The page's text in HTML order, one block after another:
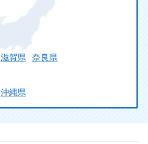
滋賀県
奈良県
沖縄県